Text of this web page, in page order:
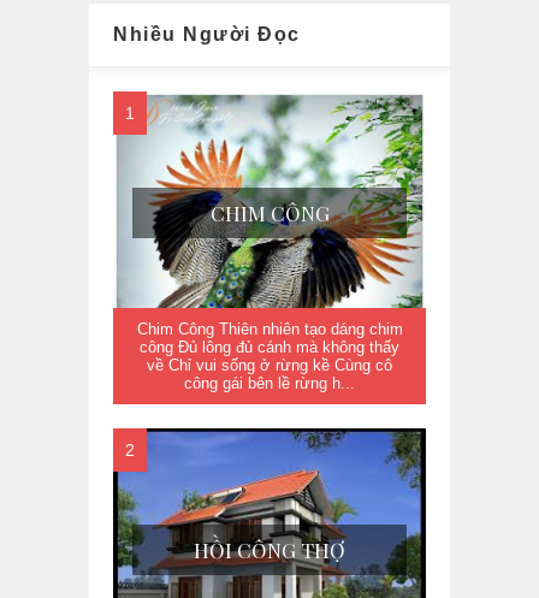
Nhiều Người Đọc
CHIM CÔNG
Chim Công Thiên nhiên tạo dáng chim
công Đủ lông đủ cánh mà không thấy
về Chỉ vui sống ở rừng kề Cùng cô
công gái bên lề rừng h...
HỒI CÔNG THỢ